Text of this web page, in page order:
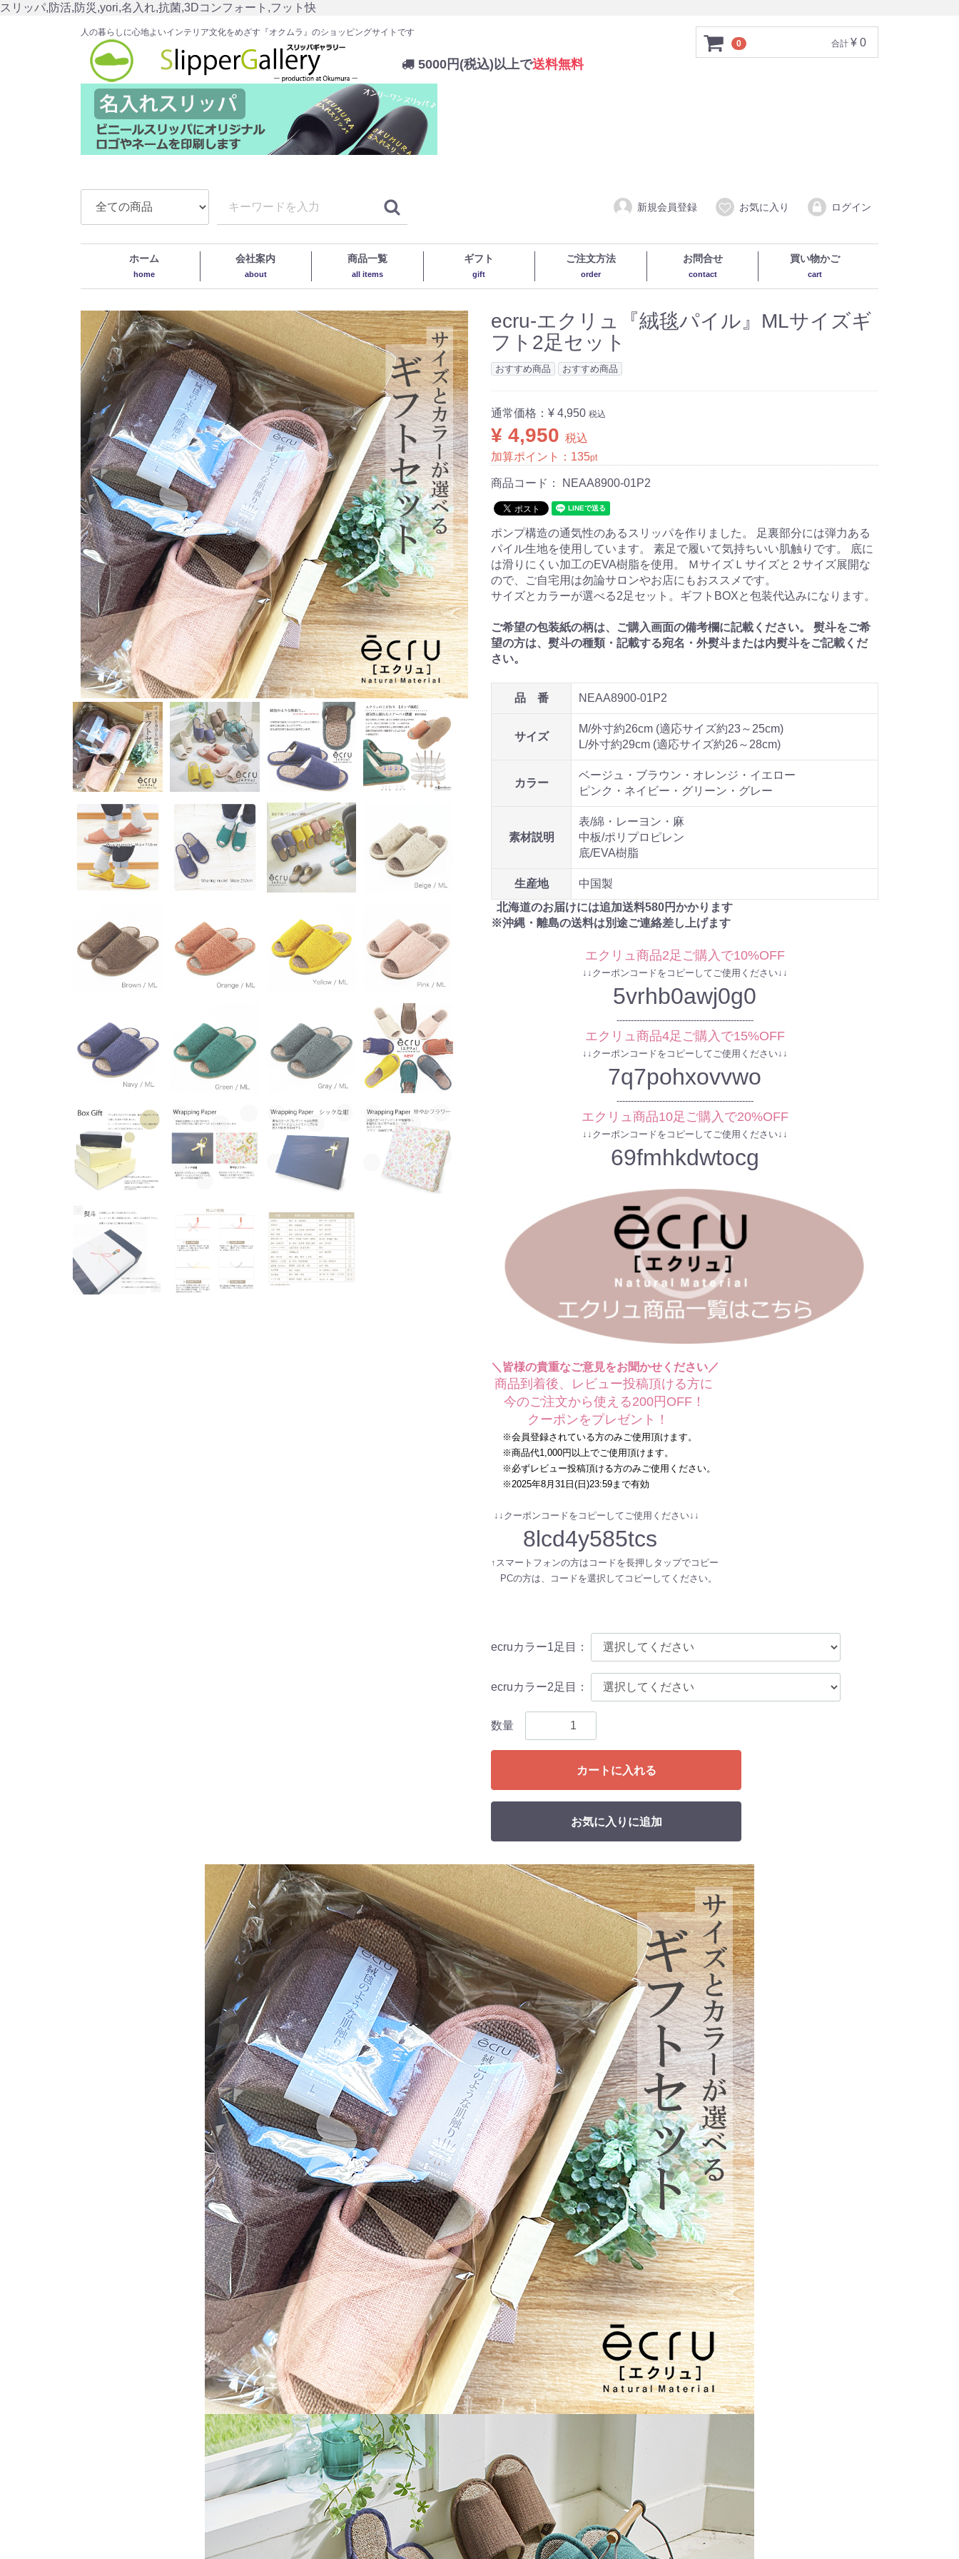
スリッパ,防活,防災,yori,名入れ,抗菌,3Dコンフォート,フット快
人の暮らしに心地よいインテリア文化をめざす『オクムラ』のショッピングサイトです
5000円(税込)以上で送料無料
0 合計 ¥ 0
新規会員登録 お気に入り ログイン
ホーム
home
会社案内
about
商品一覧
all items
ギフト
gift
ご注文方法
order
お問合せ
contact
買い物かご
cart
ecru-エクリュ『絨毯パイル』MLサイズギ
フト2足セット
おすすめ商品 おすすめ商品
通常価格： ¥ 4,950 税込
¥ 4,950 税込
加算ポイント： 135pt
商品コード： NEAA8900-01P2
ポンプ構造の通気性のあるスリッパを作りました。 足裏部分には弾力ある
パイル生地を使用しています。 素足で履いて気持ちいい肌触りです。 底に
は滑りにくい加工のEVA樹脂を使用。 ＭサイズＬサイズと２サイズ展開な
ので、ご自宅用は勿論サロンやお店にもおススメです。
サイズとカラーが選べる2足セット。ギフトBOXと包装代込みになります。
ご希望の包装紙の柄は、ご購入画面の備考欄に記載ください。 熨斗をご希
望の方は、熨斗の種類・記載する宛名・外熨斗または内熨斗をご記載くだ
さい。
品 番 NEAA8900-01P2
サイズ
M/外寸約26cm (適応サイズ約23～25cm)
L/外寸約29cm (適応サイズ約26～28cm)
カラー
ベージュ・ブラウン・オレンジ・イエロー
ピンク・ネイビー・グリーン・グレー
素材説明
表/綿・レーヨン・麻
中板/ポリプロピレン
底/EVA樹脂
生産地
中国製
北海道のお届けには追加送料580円かかります
※沖縄・離島の送料は別途ご連絡差し上げます
エクリュ商品2足ご購入で10%OFF
↓↓クーポンコードをコピーしてご使用ください↓↓
5vrhb0awj0g0
------------------------------------------------
エクリュ商品4足ご購入で15%OFF
↓↓クーポンコードをコピーしてご使用ください↓↓
7q7pohxovvwo
------------------------------------------------
エクリュ商品10足ご購入で20%OFF
↓↓クーポンコードをコピーしてご使用ください↓↓
69fmhkdwtocg
＼皆様の貴重なご意見をお聞かせください／
商品到着後、レビュー投稿頂ける方に
今のご注文から使える200円OFF！
クーポンをプレゼント！
※会員登録されている方のみご使用頂けます。
※商品代1,000円以上でご使用頂けます。
※必ずレビュー投稿頂ける方のみご使用ください。
※2025年8月31日(日)23:59まで有効
↓↓クーポンコードをコピーしてご使用ください↓↓
8lcd4y585tcs
↑スマートフォンの方はコードを長押しタップでコピー
PCの方は、コードを選択してコピーしてください。
ecruカラー1足目 ：
ecruカラー2足目 ：
数量
カートに入れる
お気に入りに追加